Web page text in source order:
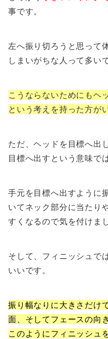
事です。
左へ振り切ろうと思って
しまいがちな人って多い
こうならないためにもヘ
という考えを持った方が
ただ、ヘッドを目標へ出
目標へ出すという意味で
手元を目標へ出すように
いてネック部分に当たり
すくなるので気を付けま
そして、フィニッシュで
いいです。
振り幅なりに大きさだけ
面、そしてフェースの向
このようにフィニッシュ